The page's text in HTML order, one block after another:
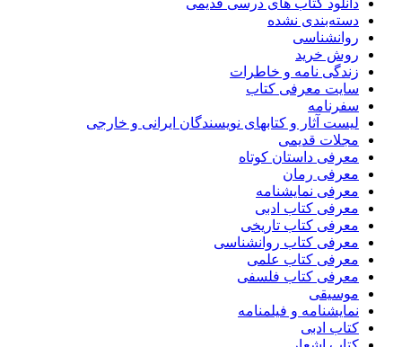
دانلود کتاب های درسی قدیمی
دسته‌بندی نشده
روانشناسی
روش خرید
زندگی نامه و خاطرات
سایت معرفی کتاب
سفرنامه
لیست آثار و کتابهای نویسندگان ایرانی و خارجی
مجلات قدیمی
معرفی داستان کوتاه
معرفی رمان
معرفی نمایشنامه
معرفی کتاب ادبی
معرفی کتاب تاریخی
معرفی کتاب روانشناسی
معرفی کتاب علمی
معرفی کتاب فلسفی
موسیقی
نمایشنامه و فیلمنامه
کتاب ادبی